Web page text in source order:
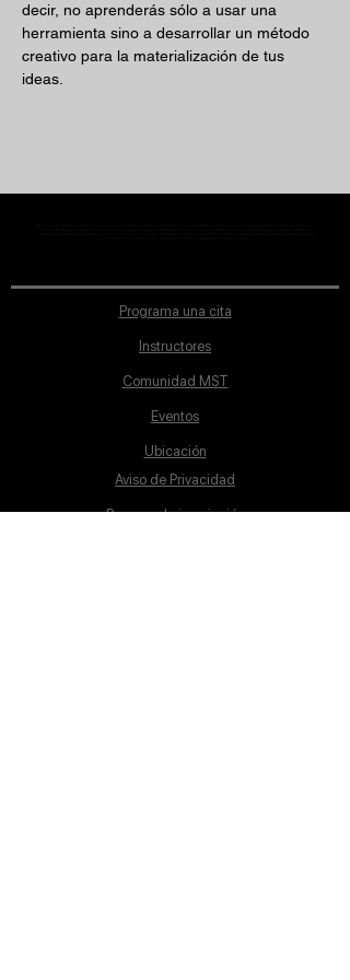
decir, no aprenderás sólo a usar una
herramienta sino a desarrollar un método
creativo para la materialización de tus
ideas.
Programa una cita
Instructores
Comunidad MST
Eventos
Ubicación
Aviso de Privacidad
Proceso de inscripción